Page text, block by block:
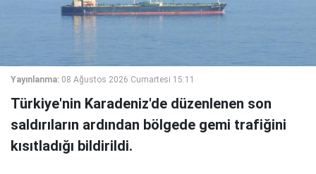
Yayınlanma: 08 Ağustos 2026 Cumartesi 15:11
Türkiye'nin Karadeniz'de düzenlenen son
saldırıların ardından bölgede gemi trafiğini
kısıtladığı bildirildi.